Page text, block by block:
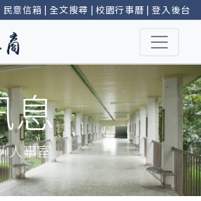
民意信箱 |全文搜尋 | 校園行事曆 |登入後台
息
人事室